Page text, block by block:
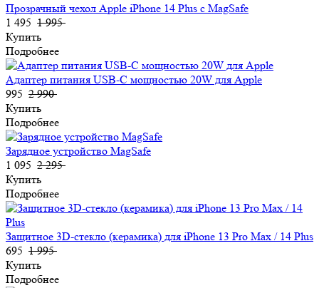
Прозрачный чехол Apple iPhone 14 Plus c MagSafe
1 495 1 995
Купить
Подробнее
Адаптер питания USB-C мощностью 20W для Apple
995 2 990
Купить
Подробнее
Зарядное устройство MagSafe
1 095 2 295
Купить
Подробнее
Защитное 3D-стекло (керамика) для iPhone 13 Pro Max / 14 Plus
695 1 995
Купить
Подробнее